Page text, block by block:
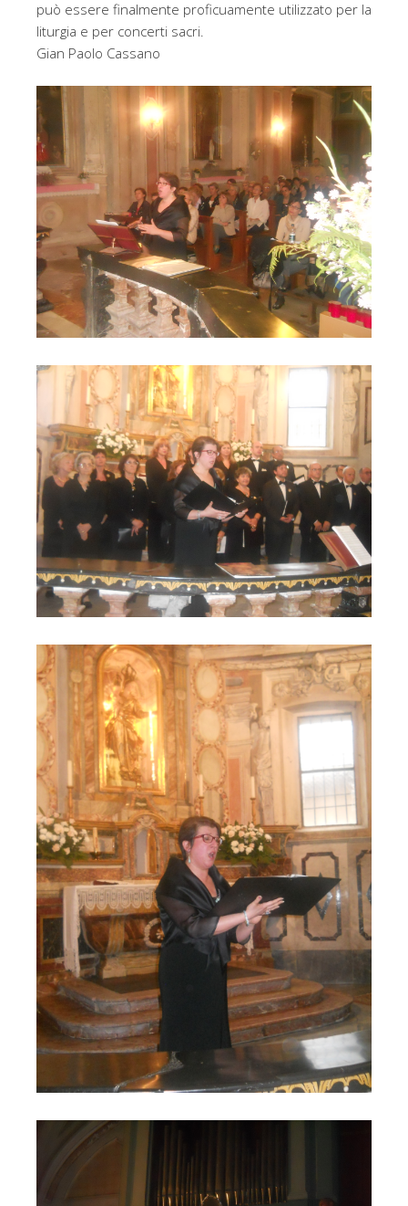
può essere finalmente proficuamente utilizzato per la
liturgia e per concerti sacri.
Gian Paolo Cassano